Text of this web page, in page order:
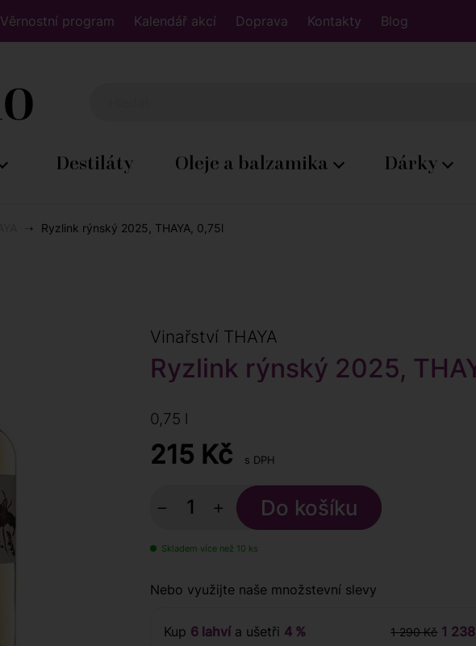
Věrnostní program Kalendář akcí Doprava Kontakty Blog
Destiláty Oleje a balzamika Dárky
Ryzlink rýnský 2025, THAYA, 0,75l
Vinařství THAYA
Ryzlink rýnský 2025,
0,75 l
215 Kč s DPH
− +
Skladem více než 10 ks
Nebo využijte naše množstevní slevy
Kup 6 lahvía ušetři 4 % 1 290 Kč 1